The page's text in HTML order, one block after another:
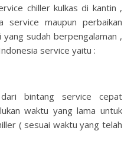
chiller kulkas di kantin ,
service maupun perbaikan
sudah berpengalaman ,
service yaitu :
bintang service cepat
waktu yang lama untuk
( sesuai waktu yang telah